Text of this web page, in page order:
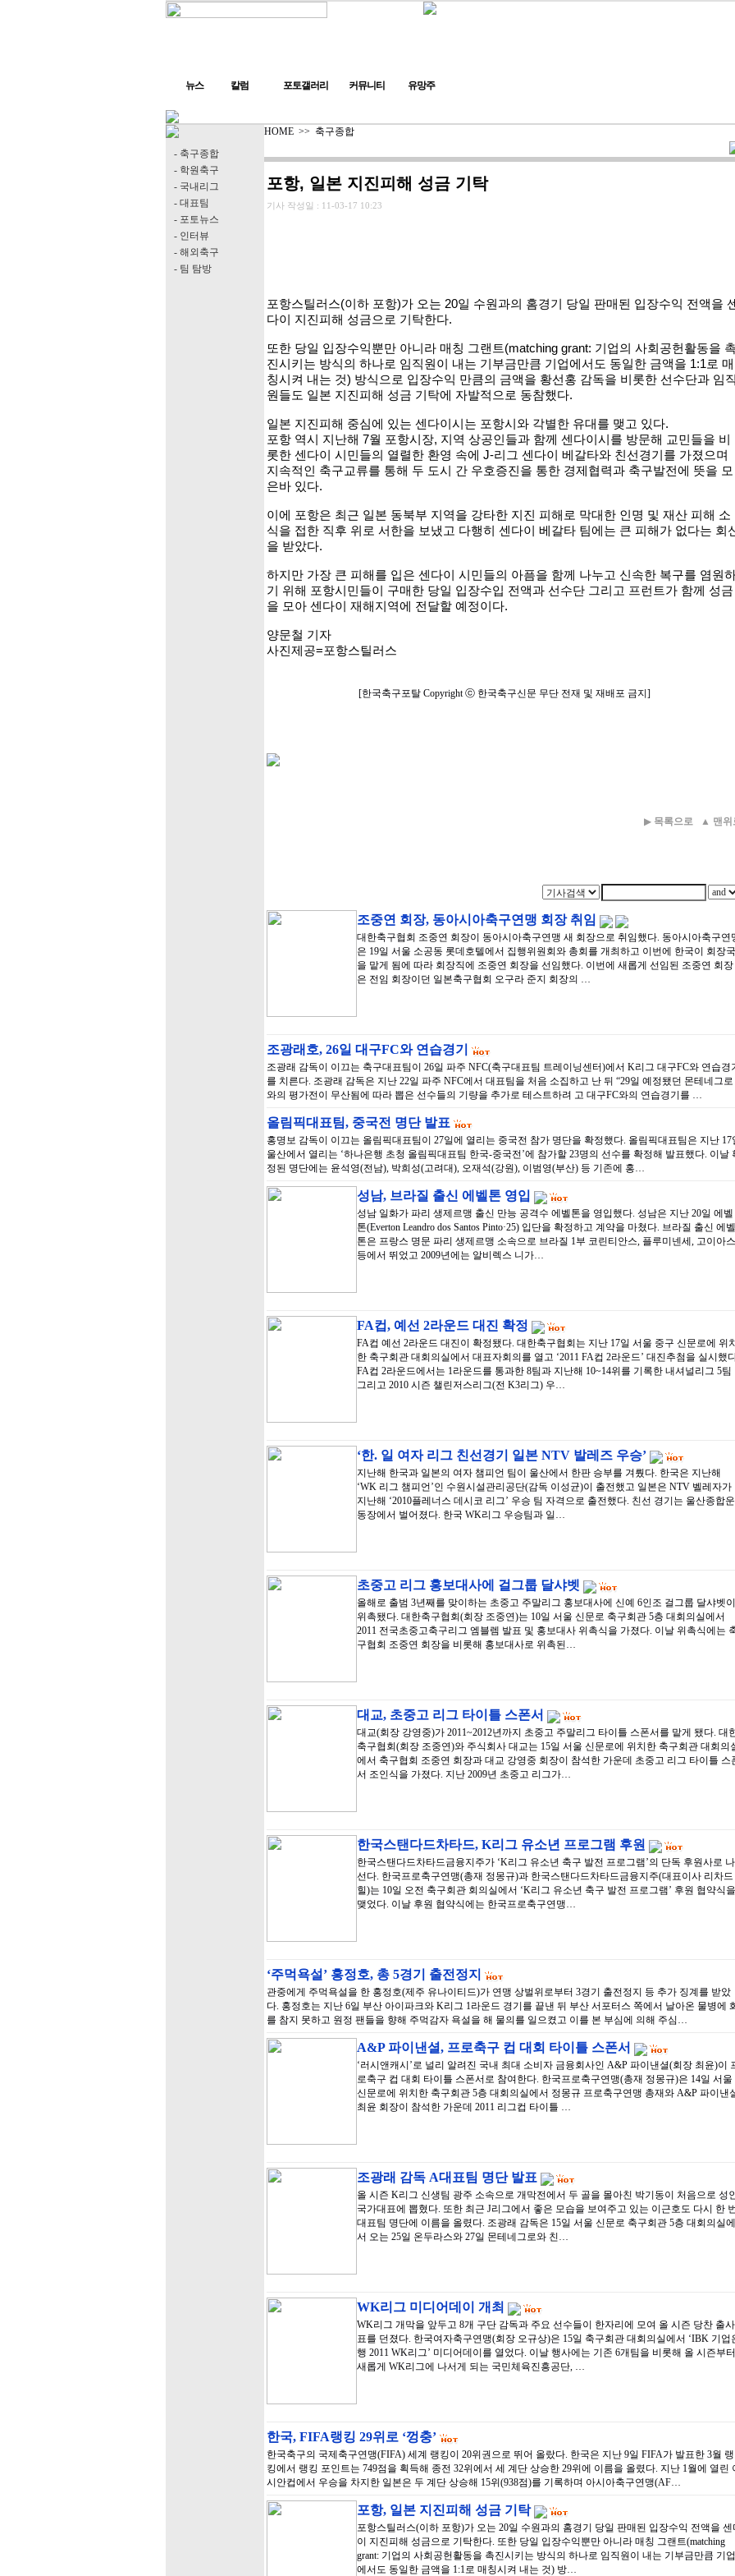
뉴스 칼럼 포토갤러리 커뮤니티 유망주
- 축구종합
- 학원축구
- 국내리그
- 대표팀
- 포토뉴스
- 인터뷰
- 해외축구
- 팀 탐방
HOME >> 축구종합
포항, 일본 지진피해 성금 기탁
기사 작성일 : 11-03-17 10:23
포항스틸러스(이하 포항)가 오는 20일 수원과의 홈경기 당일 판매된 입장수익 전액을 센
다이 지진피해 성금으로 기탁한다.
또한 당일 입장수익뿐만 아니라 매칭 그랜트(matching grant: 기업의 사회공헌활동을 촉
진시키는 방식의 하나로 임직원이 내는 기부금만큼 기업에서도 동일한 금액을 1:1로 매
칭시켜 내는 것) 방식으로 입장수익 만큼의 금액을 황선홍 감독을 비롯한 선수단과 임직
원들도 일본 지진피해 성금 기탁에 자발적으로 동참했다.
일본 지진피해 중심에 있는 센다이시는 포항시와 각별한 유대를 맺고 있다.
포항 역시 지난해 7월 포항시장, 지역 상공인들과 함께 센다이시를 방문해 교민들을 비
롯한 센다이 시민들의 열렬한 환영 속에 J-리그 센다이 베갈타와 친선경기를 가졌으며
지속적인 축구교류를 통해 두 도시 간 우호증진을 통한 경제협력과 축구발전에 뜻을 모
은바 있다.
이에 포항은 최근 일본 동북부 지역을 강타한 지진 피해로 막대한 인명 및 재산 피해 소
식을 접한 직후 위로 서한을 보냈고 다행히 센다이 베갈타 팀에는 큰 피해가 없다는 회신
을 받았다.
하지만 가장 큰 피해를 입은 센다이 시민들의 아픔을 함께 나누고 신속한 복구를 염원
기 위해 포항시민들이 구매한 당일 입장수입 전액과 선수단 그리고 프런트가 함께 성금
을 모아 센다이 재해지역에 전달할 예정이다.
양문철 기자
사진제공=포항스틸러스
[한국축구포탈 Copyright ⓒ 한국축구신문 무단 전재 및 재배포 금지]
▶ 목록으로 ▲ 맨위
조중연 회장, 동아시아축구연맹 회장 취임
대한축구협회 조중연 회장이 동아시아축구연맹 새 회장으로 취임했다. 동아시아축구연
은 19일 서울 소공동 롯데호텔에서 집행위원회와 총회를 개최하고 이번에 한국이 회장국
을 맡게 됨에 따라 회장직에 조중연 회장을 선임했다. 이번에 새롭게 선임된 조중연 회장
은 전임 회장이던 일본축구협회 오구라 준지 회장의 …
조광래호, 26일 대구FC와 연습경기
조광래 감독이 이끄는 축구대표팀이 26일 파주 NFC(축구대표팀 트레이닝센터)에서 K리그 대구FC와 연습경
를 치른다. 조광래 감독은 지난 22일 파주 NFC에서 대표팀을 처음 소집하고 난 뒤 “29일 예정됐던 몬테네그로
와의 평가전이 무산됨에 따라 뽑은 선수들의 기량을 추가로 테스트하려 고 대구FC와의 연습경기를 …
올림픽대표팀, 중국전 명단 발표
홍명보 감독이 이끄는 올림픽대표팀이 27일에 열리는 중국전 참가 명단을 확정했다. 올림픽대표팀은 지난 17
울산에서 열리는 ‘하나은행 초청 올림픽대표팀 한국-중국전’에 참가할 23명의 선수를 확정해 발표했다. 이날
정된 명단에는 윤석영(전남), 박희성(고려대), 오재석(강원), 이범영(부산) 등 기존에 홍…
성남, 브라질 출신 에벨톤 영입
성남 일화가 파리 생제르맹 출신 만능 공격수 에벨톤을 영입했다. 성남은 지난 20일 에벨
톤(Everton Leandro dos Santos Pinto·25) 입단을 확정하고 계약을 마쳤다. 브라질 출신 에벨
톤은 프랑스 명문 파리 생제르맹 소속으로 브라질 1부 코린티안스, 플루미넨세, 고이아스
등에서 뛰었고 2009년에는 알비렉스 니가…
FA컵, 예선 2라운드 대진 확정
FA컵 예선 2라운드 대진이 확정됐다. 대한축구협회는 지난 17일 서울 중구 신문로에 위치
한 축구회관 대회의실에서 대표자회의를 열고 ‘2011 FA컵 2라운드’ 대진추첨을 실시했
FA컵 2라운드에서는 1라운드를 통과한 8팀과 지난해 10~14위를 기록한 내셔널리그 5팀
그리고 2010 시즌 챌린저스리그(전 K3리그) 우…
‘한. 일 여자 리그 친선경기 일본 NTV 발레즈 우승’
지난해 한국과 일본의 여자 챔피언 팀이 울산에서 한판 승부를 겨뤘다. 한국은 지난해
‘WK 리그 챔피언’인 수원시설관리공단(감독 이성균)이 출전했고 일본은 NTV 벨레자가
지난해 ‘2010플레너스 데시코 리그’ 우승 팀 자격으로 출전했다. 친선 경기는 울산종합운
동장에서 벌어졌다. 한국 WK리그 우승팀과 일…
초중고 리그 홍보대사에 걸그룹 달샤벳
올해로 출범 3년째를 맞이하는 초중고 주말리그 홍보대사에 신예 6인조 걸그룹 달샤벳이
위촉됐다. 대한축구협회(회장 조중연)는 10일 서울 신문로 축구회관 5층 대회의실에서
2011 전국초중고축구리그 엠블렘 발표 및 홍보대사 위촉식을 가졌다. 이날 위촉식에는
구협회 조중연 회장을 비롯해 홍보대사로 위촉된…
대교, 초중고 리그 타이틀 스폰서
대교(회장 강영중)가 2011~2012년까지 초중고 주말리그 타이틀 스폰서를 맡게 됐다. 대
축구협회(회장 조중연)와 주식회사 대교는 15일 서울 신문로에 위치한 축구회관 대회의
에서 축구협회 조중연 회장과 대교 강영중 회장이 참석한 가운데 초중고 리그 타이틀 스
서 조인식을 가졌다. 지난 2009년 초중고 리그가…
한국스탠다드차타드, K리그 유소년 프로그램 후원
한국스탠다드차타드금융지주가 ‘K리그 유소년 축구 발전 프로그램’의 단독 후원사로 나
선다. 한국프로축구연맹(총재 정몽규)과 한국스탠다드차타드금융지주(대표이사 리차드
힐)는 10일 오전 축구회관 회의실에서 ‘K리그 유소년 축구 발전 프로그램’ 후원 협약식을
맺었다. 이날 후원 협약식에는 한국프로축구연맹…
‘주먹욕설’ 홍정호, 총 5경기 출전정지
관중에게 주먹욕설을 한 홍정호(제주 유나이티드)가 연맹 상벌위로부터 3경기 출전정지 등 추가 징계를 받았
다. 홍정호는 지난 6일 부산 아이파크와 K리그 1라운드 경기를 끝낸 뒤 부산 서포터스 쪽에서 날아온 물병에
를 참지 못하고 원정 팬들을 향해 주먹감자 욕설을 해 물의를 일으켰고 이를 본 부심에 의해 주심…
A&P 파이낸셜, 프로축구 컵 대회 타이틀 스폰서
‘러시앤캐시’로 널리 알려진 국내 최대 소비자 금융회사인 A&P 파이낸셜(회장 최윤)이
로축구 컵 대회 타이틀 스폰서로 참여한다. 한국프로축구연맹(총재 정몽규)은 14일 서울
신문로에 위치한 축구회관 5층 대회의실에서 정몽규 프로축구연맹 총재와 A&P 파이낸
최윤 회장이 참석한 가운데 2011 리그컵 타이틀 …
조광래 감독 A대표팀 명단 발표
올 시즌 K리그 신생팀 광주 소속으로 개막전에서 두 골을 몰아친 박기동이 처음으로 성
국가대표에 뽑혔다. 또한 최근 J리그에서 좋은 모습을 보여주고 있는 이근호도 다시 한 번
대표팀 명단에 이름을 올렸다. 조광래 감독은 15일 서울 신문로 축구회관 5층 대회의실에
서 오는 25일 온두라스와 27일 몬테네그로와 친…
WK리그 미디어데이 개최
WK리그 개막을 앞두고 8개 구단 감독과 주요 선수들이 한자리에 모여 올 시즌 당찬 출사
표를 던졌다. 한국여자축구연맹(회장 오규상)은 15일 축구회관 대회의실에서 ‘IBK 기업
행 2011 WK리그’ 미디어데이를 열었다. 이날 행사에는 기존 6개팀을 비롯해 올 시즌부터
새롭게 WK리그에 나서게 되는 국민체육진흥공단, …
한국, FIFA랭킹 29위로 ‘껑충’
한국축구의 국제축구연맹(FIFA) 세계 랭킹이 20위권으로 뛰어 올랐다. 한국은 지난 9일 FIFA가 발표한 3월 랭
킹에서 랭킹 포인트는 749점을 획득해 종전 32위에서 세 계단 상승한 29위에 이름을 올렸다. 지난 1월에 열린
시안컵에서 우승을 차지한 일본은 두 계단 상승해 15위(938점)를 기록하며 아시아축구연맹(AF…
포항, 일본 지진피해 성금 기탁
포항스틸러스(이하 포항)가 오는 20일 수원과의 홈경기 당일 판매된 입장수익 전액을 센
이 지진피해 성금으로 기탁한다. 또한 당일 입장수익뿐만 아니라 매칭 그랜트(matching
grant: 기업의 사회공헌활동을 촉진시키는 방식의 하나로 임직원이 내는 기부금만큼 기업
에서도 동일한 금액을 1:1로 매칭시켜 내는 것) 방…